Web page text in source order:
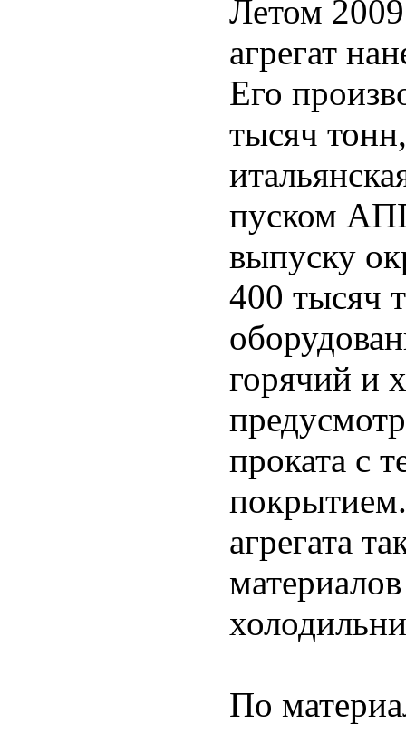
Летом
агрегат
Его
тысяч
пуском
выпуску
400 тысяч
горячий и
проката с
агрегата
По